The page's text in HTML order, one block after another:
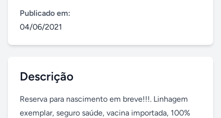
Publicado em:
04/06/2021
Descrição
Reserva para nascimento em breve!!!. Linhagem
exemplar, seguro saúde, vacina importada, 100%